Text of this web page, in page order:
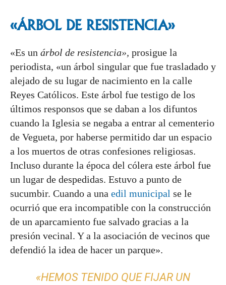
«ÁRBOL DE RESISTENCIA»
«Es un árbol de resistencia», prosigue la
periodista, «un árbol singular que fue trasladado y
alejado de su lugar de nacimiento en la calle
Reyes Católicos. Este árbol fue testigo de los
últimos responsos que se daban a los difuntos
cuando la Iglesia se negaba a entrar al cementerio
de Vegueta, por haberse permitido dar un espacio
a los muertos de otras confesiones religiosas.
Incluso durante la época del cólera este árbol fue
un lugar de despedidas. Estuvo a punto de
sucumbir. Cuando a una edil municipal se le
ocurrió que era incompatible con la construcción
de un aparcamiento fue salvado gracias a la
presión vecinal. Y a la asociación de vecinos que
defendió la idea de hacer un parque».
«HEMOS TENIDO QUE FIJAR UN